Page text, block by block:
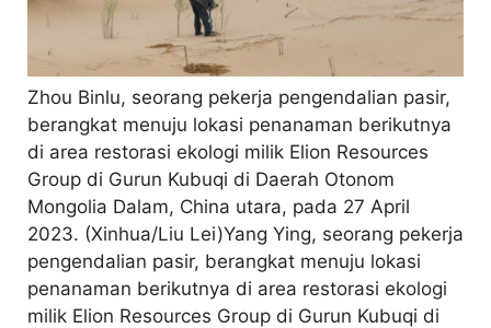
Zhou Binlu, seorang pekerja pengendalian pasir,
berangkat menuju lokasi penanaman berikutnya
di area restorasi ekologi milik Elion Resources
Group di Gurun Kubuqi di Daerah Otonom
Mongolia Dalam, China utara, pada 27 April
2023. (Xinhua/Liu Lei)Yang Ying, seorang pekerja
pengendalian pasir, berangkat menuju lokasi
penanaman berikutnya di area restorasi ekologi
milik Elion Resources Group di Gurun Kubuqi di